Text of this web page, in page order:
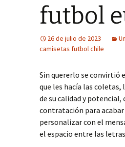
futbol
26 de julio de 2023
camisetas futbol chile
Sin quererlo se convirtió
que les hacía las coletas,
de su calidad y potencial,
contratación para
personalizar con el
el espacio entre las